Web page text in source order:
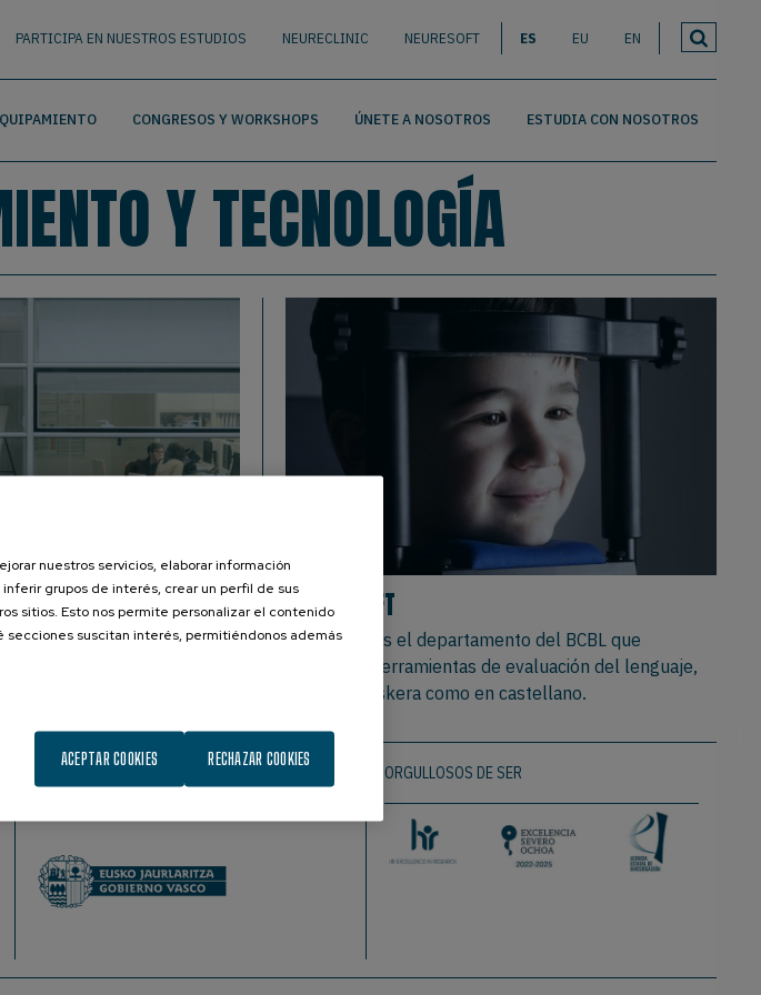
PARTICIPA EN NUESTROS ESTUDIOS NEURECLINIC NEURESOFT ES EU EN
CONGRESOS Y WORKSHOPS ÚNETE A NOSOTROS ESTUDIA CON NOSOTROS
Y TECNOLOGÍA
NEURESOFT
NeureSoft es el departamento del BCBL que
desarrolla herramientas de evaluación del lenguaje,
tanto en euskera como en castellano.
ORGULLOSOS DE SER
nuestros servicios, elaborar información
grupos de interés, crear un perfil de sus
sitios. Esto nos permite personalizar el contenido
suscitan interés, permitiéndonos además
RECHAZAR COOKIES
ACEPTAR COOKIES